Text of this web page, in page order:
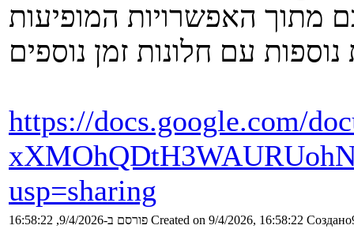
https://docs.google.com/
usp=sharing
פורסם ב-9/4/2026, 16:58:22 Created on 9/4/2026, 16:58:22